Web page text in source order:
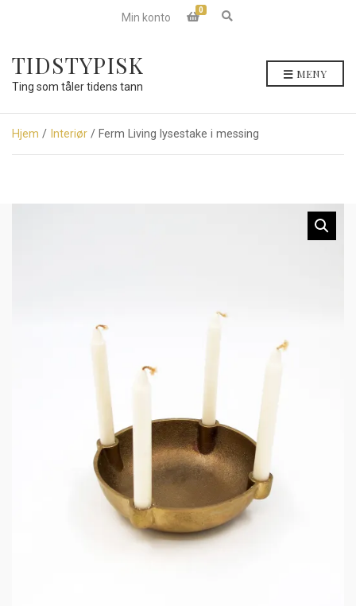
Min konto
0
E
a
r
h
TIDSTYPISK
Ting som tåler tidens tann
MENY
Hjem / Interiør / Ferm Living lysestake i messing